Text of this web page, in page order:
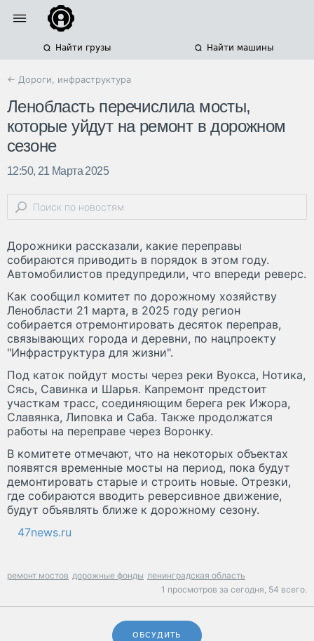
Найти грузы Найти машины
← Дороги, инфраструктура
Ленобласть перечислила мосты,
которые уйдут на ремонт в дорожном
сезоне
12:50, 21 Марта 2025
Дорожники рассказали, какие переправы
собираются приводить в порядок в этом году.
Автомобилистов предупредили, что впереди реверс.
Как сообщил комитет по дорожному хозяйству
Ленобласти 21 марта, в 2025 году регион
собирается отремонтировать десяток переправ,
связывающих города и деревни, по нацпроекту
"Инфраструктура для жизни".
Под каток пойдут мосты через реки Вуокса, Нотика,
Сясь, Савинка и Шарья. Капремонт предстоит
участкам трасс, соединяющим берега рек Ижора,
Славянка, Липовка и Саба. Также продолжатся
работы на переправе через Воронку.
В комитете отмечают, что на некоторых объектах
появятся временные мосты на период, пока будут
демонтировать старые и строить новые. Отрезки,
где собираются вводить реверсивное движение,
будут объявлять ближе к дорожному сезону.
47news.ru
ремонт мостов дорожные фонды ленинградская область
1 просмотров за сегодня, 54 всего.
ОБСУДИТЬ